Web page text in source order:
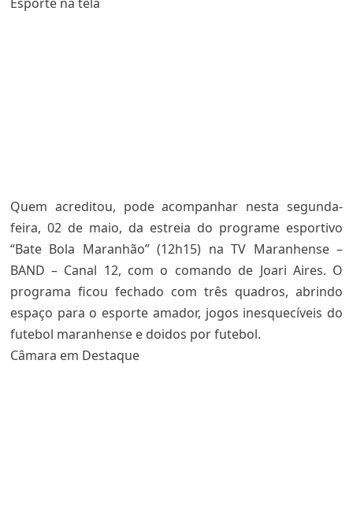
Quem acreditou, pode acompanhar nesta segunda-
feira, 02 de maio, da estreia do programe esportivo
“Bate Bola Maranhão” (12h15) na TV Maranhense –
BAND – Canal 12, com o comando de Joari Aires. O
programa ficou fechado com três quadros, abrindo
espaço para o esporte amador, jogos inesquecíveis do
futebol maranhense e doidos por futebol.
Câmara em Destaque